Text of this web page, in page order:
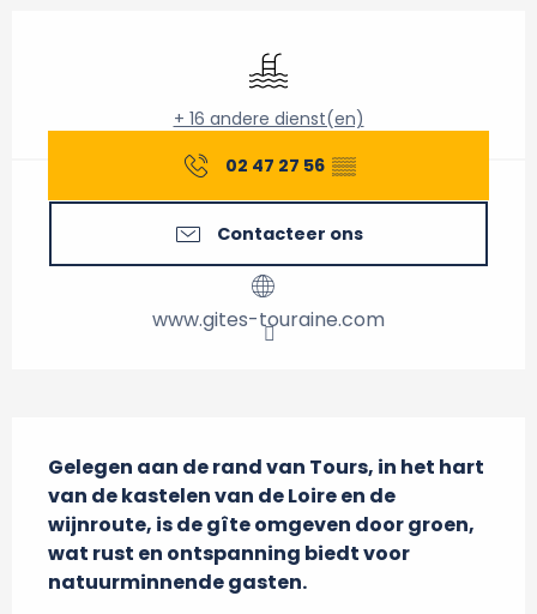
Zwembad
+ 16 andere dienst(en)
02 47 27 56 ▒▒
Contacteer ons
www.gites-touraine.com
Gelegen aan de rand van Tours, in het hart
van de kastelen van de Loire en de
wijnroute, is de gîte omgeven door groen,
wat rust en ontspanning biedt voor
natuurminnende gasten.